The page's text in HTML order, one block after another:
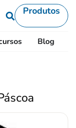
Produtos
Blog